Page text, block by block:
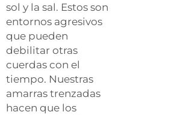
sol y la sal. Estos son
entornos agresivos
que pueden
debilitar otras
cuerdas con el
tiempo. Nuestras
amarras trenzadas
hacen que los